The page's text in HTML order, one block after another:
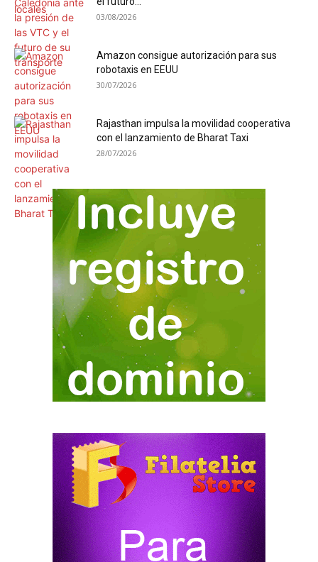
03/08/2026
Amazon consigue autorización para sus
robotaxis en EEUU
30/07/2026
Rajasthan impulsa la movilidad cooperativa
con el lanzamiento de Bharat Taxi
28/07/2026